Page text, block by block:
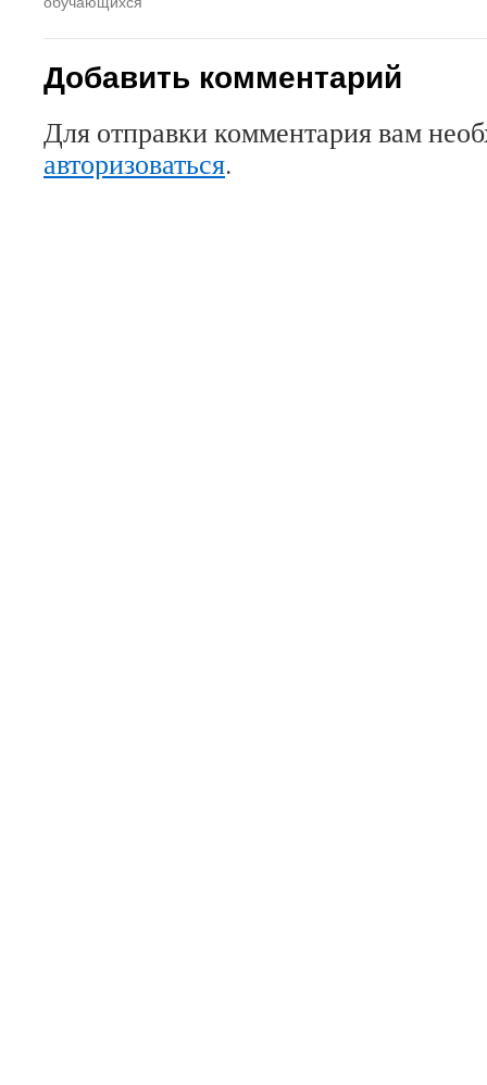
Добавить комментарий
Для отправки комментария вам
авторизоваться.